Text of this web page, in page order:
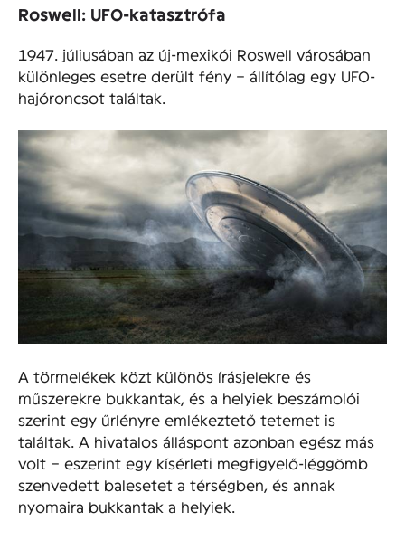
Roswell: UFO-katasztrófa
1947. júliusában az új-mexikói Roswell városában
különleges esetre derült fény – állítólag egy UFO-
hajóroncsot találtak.
A törmelékek közt különös írásjelekre és
műszerekre bukkantak, és a helyiek beszámolói
szerint egy űrlényre emlékeztető tetemet is
találtak. A hivatalos álláspont azonban egész más
volt – eszerint egy kísérleti megfigyelő-léggömb
szenvedett balesetet a térségben, és annak
nyomaira bukkantak a helyiek.